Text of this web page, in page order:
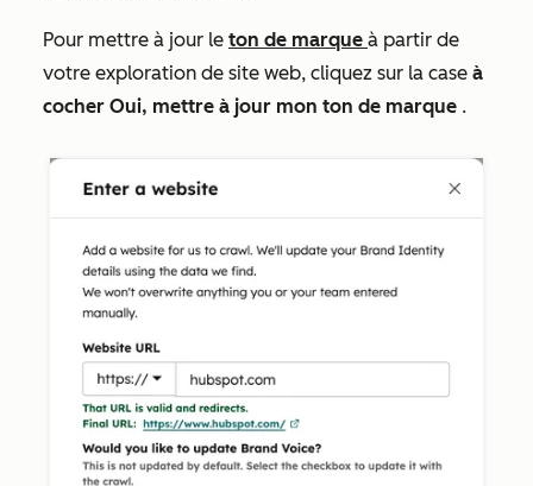
Pour mettre à jour le ton de marque à partir de
votre exploration de site web, cliquez sur la case à
cocher Oui, mettre à jour mon ton de marque .